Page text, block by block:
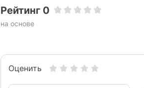
Рейтинг 0
на основе
Оценить